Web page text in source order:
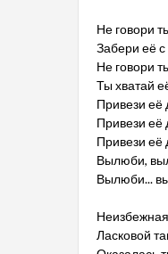
Не говори
Забери её
Не говори
Ты хватай
Привези
Привези
Привези
Вылюби,
Вылюби...
Ласковой